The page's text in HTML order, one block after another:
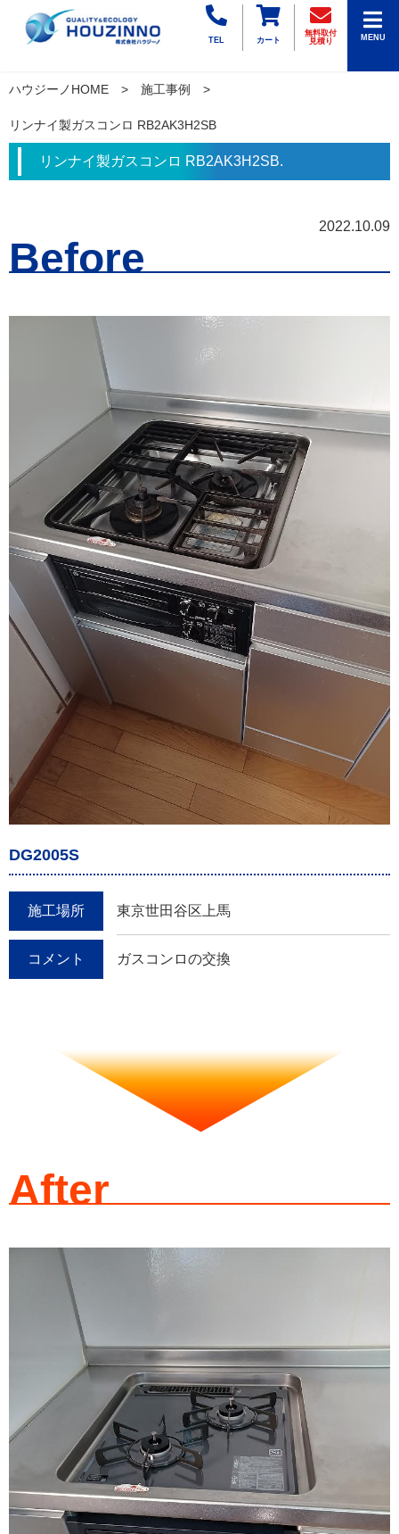
TEL カート
無料取付
見積り
MENU
ハウジーノHOME 施工事例
リンナイ製ガスコンロ RB2AK3H2SB
リンナイ製ガスコンロ RB2AK3H2SB.
2022.10.09
Before
DG2005S
施工場所 東京世田谷区上馬
コメント ガスコンロの交換
After